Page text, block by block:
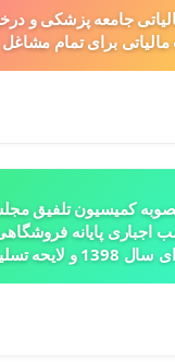
جامعه پزشکی و
برای تمام مشاغل
کمیسیون تلفیق
اجباری پایانه
گروه پزشکی از ابتدای